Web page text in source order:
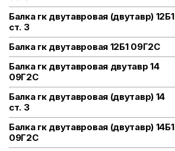
Балка гк двутавровая (двутавр) 12Б1
ст. 3
Балка гк двутавровая 12Б1 09Г2С
Балка гк двутавровая двутавр 14
09Г2С
Балка гк двутавровая (двутавр) 14
ст. 3
Балка гк двутавровая (двутавр) 14Б1
09Г2С